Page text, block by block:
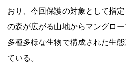
おり、今回保護の対象として指
の森が広がる山地からマングロー
多種多様な生物で構成された生
ている。